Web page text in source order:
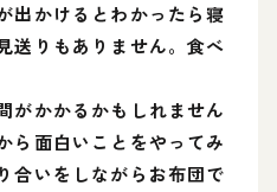
出かけるとわかったら寝
送りもありません。食べ
がかかるかもしれません
ら面白いことをやってみ
合いをしながらお布団で